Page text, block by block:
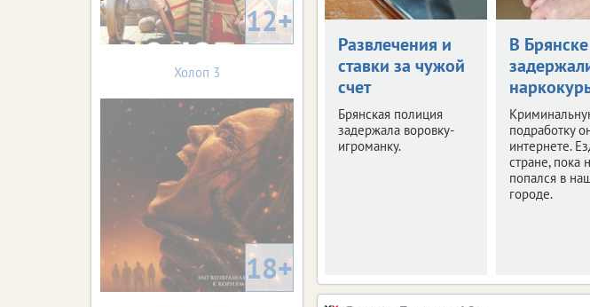
Развлечения и
ставки за чужой
счет
Брянская полиция
задержала воровку-
игроманку.
В Брянске
подработку
интернете.
стране, пока
попался в
городе.
12+
Холоп 3
18+